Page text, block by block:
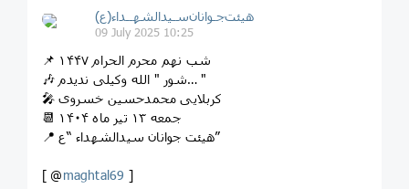
هیئت‌جـوانان‌سـیدالشهــداء(ع)
09 July 2025 10:25
📌 شب نهم محرم الحرام ۱۴۴۷
🎶 شور " الله وکیلی ندیدم… "
🎤 کربلایی محمدحسین خسروی
📆 جمعه ۱۳ تیر ماه ۱۴۰۴
📍 هیئت جوانان سیدالشهداء “ع”
[ @maghtal69 ]